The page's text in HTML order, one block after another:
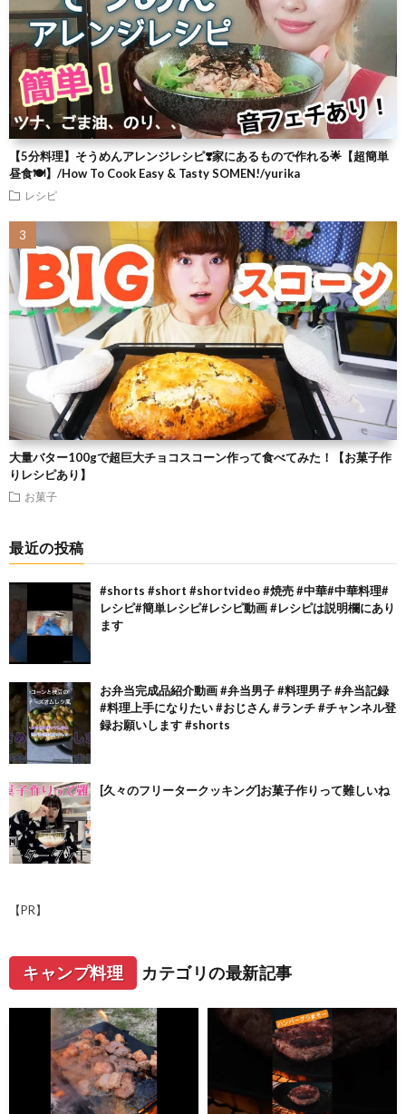
【5分料理】そうめんアレンジレシピ❣️家にあるもので作れる🌟【超簡単
昼食🍽】/How To Cook Easy & Tasty SOMEN!/yurika
レシピ
大量バター100gで超巨大チョコスコーン作って食べてみた！【お菓子作
りレシピあり】
お菓子
最近の投稿
#shorts #short #shortvideo #焼売 #中華#中華料理#
レシピ#簡単レシピ#レシピ動画 #レシピは説明欄にあり
ます
お弁当完成品紹介動画 #弁当男子 #料理男子 #弁当記録
#料理上手になりたい #おじさん #ランチ #チャンネル登
録お願いします #shorts
[久々のフリータークッキング]お菓子作りって難しいね
【PR】
キャンプ料理 カテゴリの最新記事